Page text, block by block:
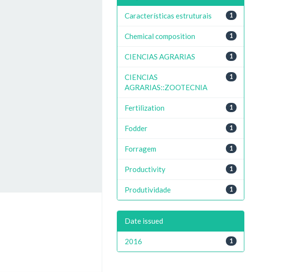
1
Características estruturais
1
Chemical composition
1
CIENCIAS AGRARIAS
1
CIENCIAS
AGRARIAS::ZOOTECNIA
1
Fertilization
1
Fodder
1
Forragem
1
Productivity
1
Produtividade
Date issued
1
2016